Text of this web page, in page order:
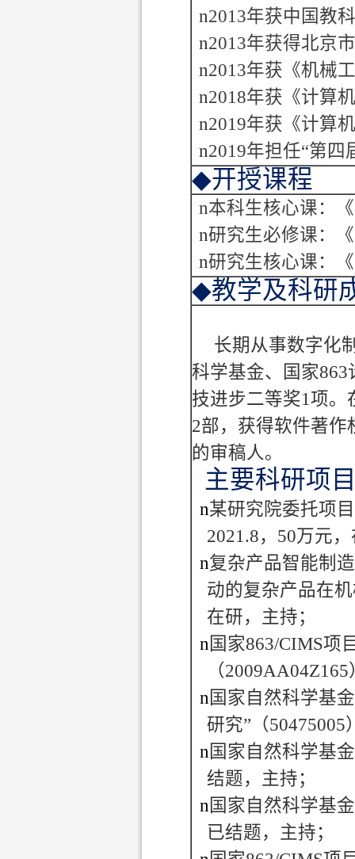
n2013年获中国教
n2013年获得北京
n2013年获《机械
n2018年获《计算
n2019年获《计算
n2019年担任“第四
◆开授课程
n本科生核心课：
n研究生必修课：
n研究生核心课：
◆教学及科研
长期从事数字化
科学基金、国家863
技进步二等奖1项。
2部，获得软件著作
的审稿人。
主要科研项
n某研究院委托项
2021.8， 50万元
n复杂产品智能制
动的复杂产品在
在研，主持；
n国家863/CIMS项
（2009AA04Z165
n国家自然科学基
研究”（50475005
n国家自然科学基
结题，主持；
n国家自然科学基
已结题，主持；